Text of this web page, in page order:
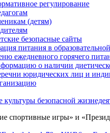
регулирование
(детям)
безопасные сайты
питания в
ежедневного горячего
о наличии
юридических лиц и
культуры безопасной
спортивные игры» и